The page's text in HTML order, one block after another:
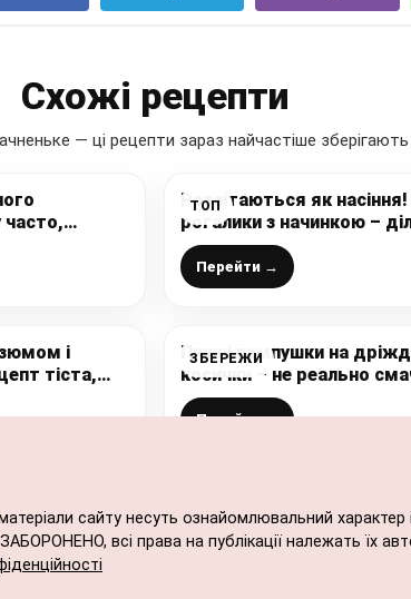
Схожі рецепти
— ці рецепти зараз найчастіше
часто,
цукрова
ТОП
Розлітаються як насіння!
рогалики з начинкою –
простеньким рецептом
Перейти →
і
тіста,
інший
ЗБЕРЕЖИ
Пишні пампушки на
косички – не реально
Перейти →
сайту несуть ознайомлювальний
всі права на публікації належать їх